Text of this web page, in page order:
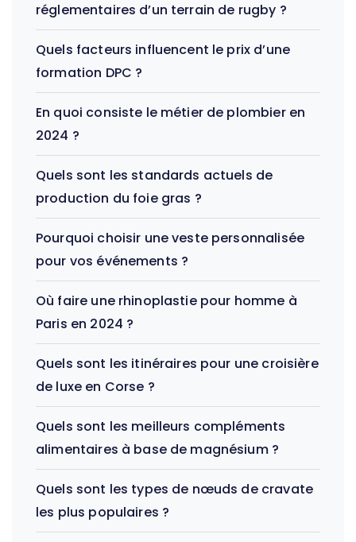
réglementaires d’un terrain de rugby ?
Quels facteurs influencent le prix d’une
formation DPC ?
En quoi consiste le métier de plombier en
2024 ?
Quels sont les standards actuels de
production du foie gras ?
Pourquoi choisir une veste personnalisée
pour vos événements ?
Où faire une rhinoplastie pour homme à
Paris en 2024 ?
Quels sont les itinéraires pour une croisière
de luxe en Corse ?
Quels sont les meilleurs compléments
alimentaires à base de magnésium ?
Quels sont les types de nœuds de cravate
les plus populaires ?